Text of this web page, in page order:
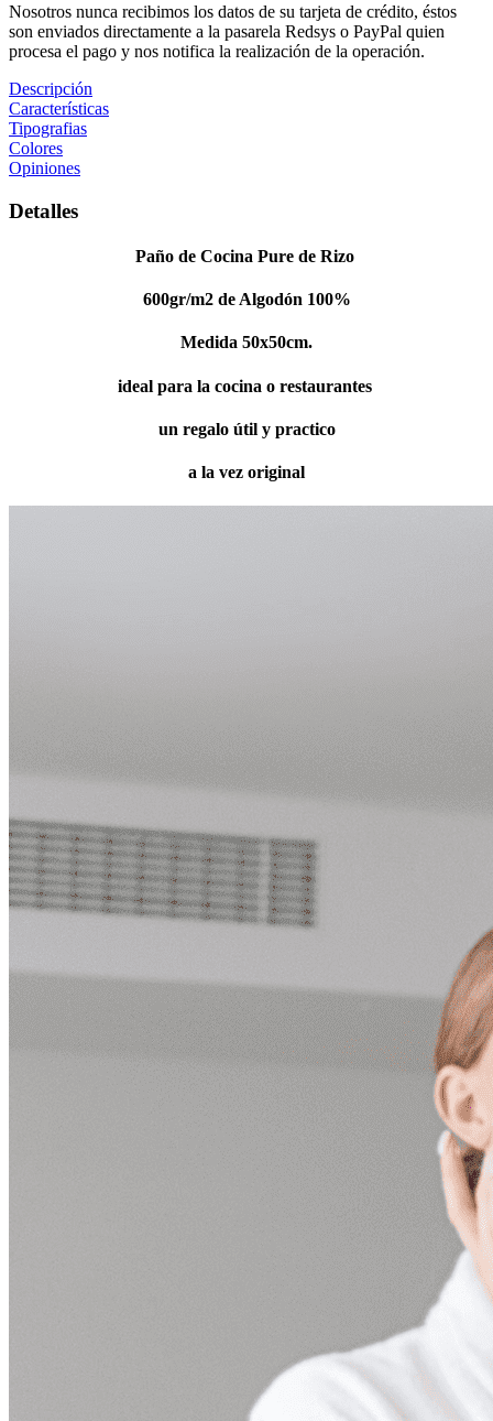
Nosotros nunca recibimos los datos de su tarjeta de crédito, éstos
son enviados directamente a la pasarela Redsys o PayPal quien
procesa el pago y nos notifica la realización de la operación.
Descripción
Características
Tipografias
Colores
Opiniones
Detalles
Paño de Cocina Pure de Rizo
600gr/m2 de Algodón 100%
Medida 50x50cm.
ideal para la cocina o restaurantes
un regalo útil y practico
a la vez original